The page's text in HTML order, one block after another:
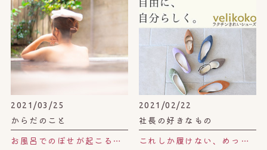
2021/03/25
からだのこと
お風呂でのぼせが起こる原因と対策。
2021/02/22
社長の好きなもの
これしか履けない、めっちゃオススメの楽チンパンプス。